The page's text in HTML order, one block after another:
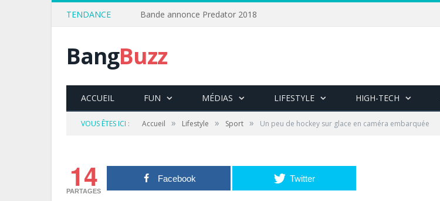
TENDANCE Bande annonce Predator 2018
BangBuzz
ACCUEIL FUN MÉDIAS LIFESTYLE HIGH-TECH
VOUS ÊTES ICI : Accueil » Lifestyle » Sport » Un peu de hockey sur glace en caméra embarquée
14
PARTAGES
Facebook Twitter